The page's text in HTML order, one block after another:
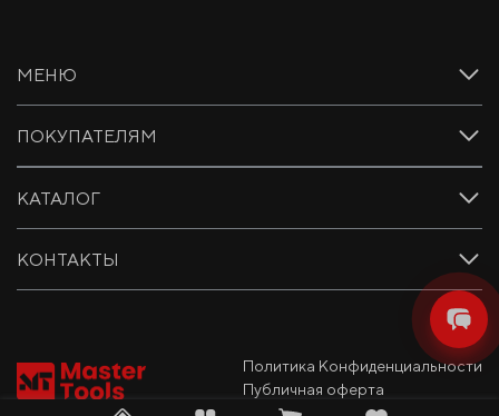
КАТАЛОГ
ПОКУПАТЕЛЯМ
МЕНЮ
КОНТАКТЫ
Политика Конфиденциальности
Публичная оферта